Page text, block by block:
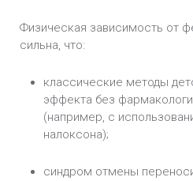
Физическая зависимость от
сильна, что:
классические методы
эффекта без
(например, с
налоксона);
синдром отмены